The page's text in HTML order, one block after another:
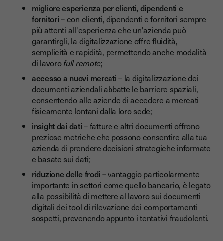
migliore esperienza per clienti, dipendenti e
fornitori –con clienti, dipendenti e fornitori sempre
più attenti all'esperienza che un'azienda può
garantirgli, la digitalizzazione offre fluidità,
semplicità e rapidità, permettendo anche modalità
di lavorofull remote;
accesso a nuovi mercati– la digitalizzazione dei
documenti aziendali abbatte le barriere spaziali,
consentendo alle aziende di accedere a mercati
fisicamente lontani dalla loro sede;
insight dai dati– fatture e altri documenti offrono
preziose metriche che possono consentire alla tua
azienda di prendere decisioni strategiche informate
e basate sui dati;
riduzione delle frodi –vantaggio particolarmente
importante in settori come quello bancario, è legato
alla possibilità di mettere al lavoro sui documenti
digitali dei tool di rilevazione dei comportamenti
sospetti, prevenendo appunto i tentativi fraudolenti.